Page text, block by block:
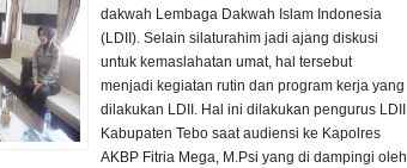
dakwah Lembaga Dakwah Islam Indonesia
(LDII). Selain silaturahim jadi ajang diskusi
untuk kemaslahatan umat, hal tersebut
menjadi kegiatan rutin dan program kerja yang
dilakukan LDII. Hal ini dilakukan pengurus LDII
Kabupaten Tebo saat audiensi ke Kapolres
AKBP Fitria Mega, M.Psi yang di dampingi oleh